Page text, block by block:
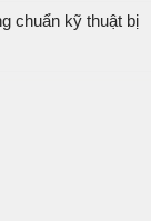
chuẩn kỹ thuật bị